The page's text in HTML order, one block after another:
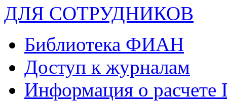
ДЛЯ СОТРУДНИКОВ
Библиотека ФИАН
Доступ к журналам
Информация о